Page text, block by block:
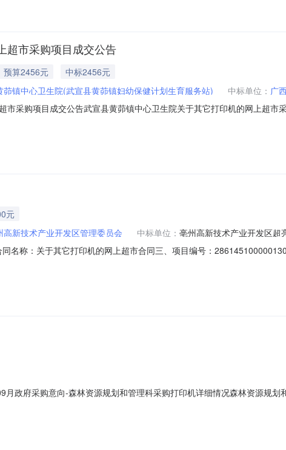
超市采购项目成交公告
预算2456元
中标2456元
茆镇中心卫生院(武宣县黄茆镇妇幼保健计划生育服务站) 中标单位： 广
市采购项目成交公告武宣县黄茆镇中心卫生院关于其它打印机的网上超
息采购计划金额1WXZC2026-W1-006922456.0项目所在行政区划编码
元
高新技术产业开发区管理委员会 中标单位： 亳州高新技术产业开发区超
名称：关于其它打印机的网上超市合同三、项目编号：
：安徽亳州高新技术产业开发区管理委员会地址：安徽省亳州市谯城区
产业开发区超亮百货商行地址：安徽省亳州市谯城区菁华路与百合路交叉
政府采购意向-森林资源规划和管理科采购打印机详细情况森林资源规
台主要功能或目标:黑白打印速度(页/分钟ppm)35彩色打印速度(页/分